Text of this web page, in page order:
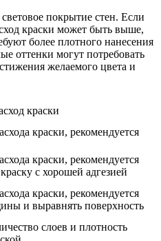
покрытие стен. Если
краски может быть выше,
более плотного нанесения
оттенки могут потребовать
желаемого цвета и
краски
краски, рекомендуется
краски, рекомендуется
с хорошей адгезией
краски, рекомендуется
и выравнять поверхность
слоев и плотность